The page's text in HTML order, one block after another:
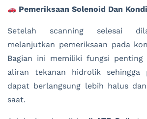
Pemeriksaan Solenoid Dan
Setelah scanning selesai
melanjutkan pemeriksaan pada
Bagian ini memiliki fungsi penting
aliran tekanan hidrolik sehingga
dapat berlangsung lebih halus
saat.